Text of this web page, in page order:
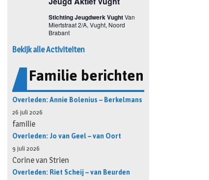
Bekijk alle Activiteiten
Familie berichten
Overleden: Annie Bolenius – Berkelmans
26 juli 2026
familie
Overleden: Jo van Geel – van Oort
9 juli 2026
Corine van Strien
Overleden: Riet Scheij – van Beurden